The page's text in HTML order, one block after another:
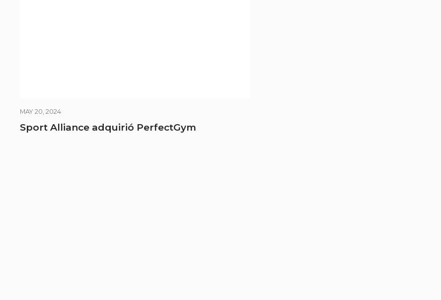
MAY 20, 2024
Sport Alliance adquirió PerfectGym